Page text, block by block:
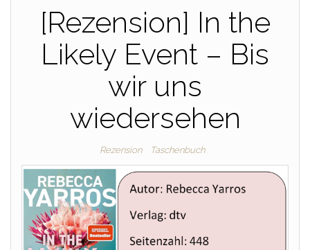
[Rezension] In the
Likely Event – Bis
wir uns
wiedersehen
Rezension Taschenbuch